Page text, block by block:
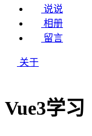
说说
相册
留言
关于
Vue3学习